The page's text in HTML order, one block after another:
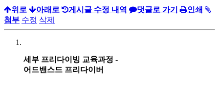
위로 아래로 게시글 수정 내역 댓글로 가기
인쇄
첨부 수정 삭제
세부 프리다이빙 교육과정 -
어드밴스드 프리다이버